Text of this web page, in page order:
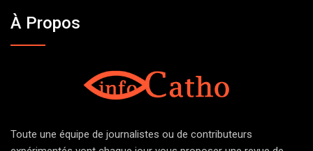
À Propos
Toute une équipe de journalistes ou de contributeurs